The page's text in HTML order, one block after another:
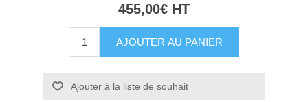
455,00€ HT
AJOUTER AU PANIER
Ajouter à la liste de souhait